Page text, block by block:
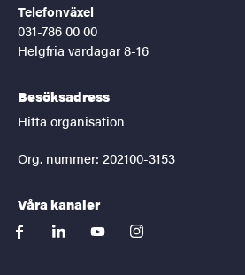
Telefonväxel
031-786 00 00
Helgfria vardagar 8-16
Besöksadress
Hitta organisation
Org. nummer: 202100-3153
Våra kanaler
facebooklinkedinyoutubeinstagram